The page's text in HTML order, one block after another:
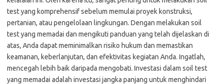
test yang komprehensif sebelum memulai proyek konstruksi,
pertanian, atau pengelolaan lingkungan. Dengan melakukan soil
test yang memadai dan mengikuti panduan yang telah dijelaskan di
atas, Anda dapat meminimalkan risiko hukum dan memastikan
keamanan, keberlanjutan, dan efektivitas kegiatan Anda. Ingatlah,
mencegah lebih baik daripada mengobati. Investasi dalam soil test
yang memadai adalah investasi jangka panjang untuk menghindari